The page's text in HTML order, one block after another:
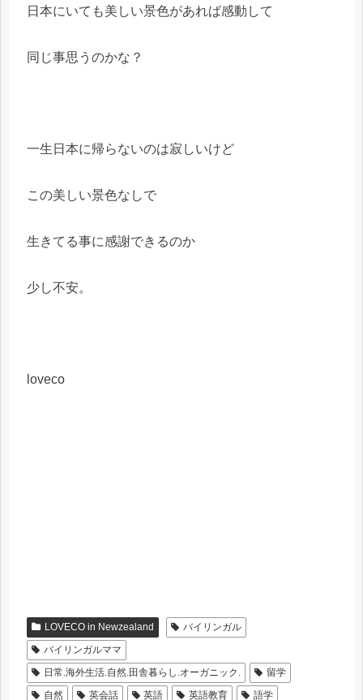
日本にいても美しい景色があれば感動して
同じ事思うのかな？
一生日本に帰らないのは寂しいけど
この美しい景色なしで
生きてる事に感謝できるのか
少し不安。
loveco
LOVECO in Newzealand
バイリンガル
バイリンガルママ
日常.海外生活.自然.田舎暮らし.オーガニック.
留学
自然
英会話 英語 英語教育 語学